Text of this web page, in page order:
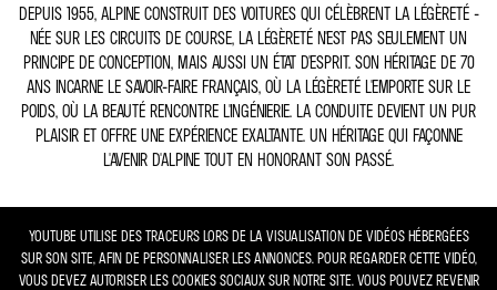
DEPUIS 1955, ALPINE CONSTRUIT DES VOITURES QUI CÉLÈBRENT LA LÉGÈRETÉ -
NÉE SUR LES CIRCUITS DE COURSE, LA LÉGÈRETÉ N'EST PAS SEULEMENT UN
PRINCIPE DE CONCEPTION, MAIS AUSSI UN ÉTAT D'ESPRIT. SON HÉRITAGE DE 70
ANS INCARNE LE SAVOIR-FAIRE FRANÇAIS, OÙ LA LÉGÈRETÉ L'EMPORTE SUR LE
POIDS, OÙ LA BEAUTÉ RENCONTRE L'INGÉNIERIE. LA CONDUITE DEVIENT UN PUR
PLAISIR ET OFFRE UNE EXPÉRIENCE EXALTANTE. UN HÉRITAGE QUI FAÇONNE
L'AVENIR D'ALPINE TOUT EN HONORANT SON PASSÉ.
YOUTUBE UTILISE DES TRACEURS LORS DE LA VISUALISATION DE VIDÉOS HÉBERGÉES
SUR SON SITE, AFIN DE PERSONNALISER LES ANNONCES. POUR REGARDER CETTE VIDÉO,
VOUS DEVEZ AUTORISER LES COOKIES SOCIAUX SUR NOTRE SITE. VOUS POUVEZ REVENIR